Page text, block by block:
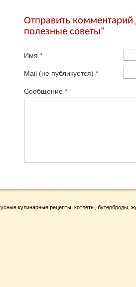
Отправить
полезные советы"
Имя *
Mail (не публикуется) *
Сообщение *
кулинарные рецепты, котлеты, бутерброды,